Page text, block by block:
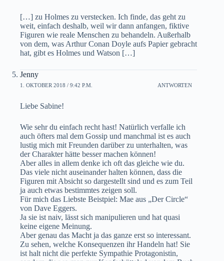
[…] zu Holmes zu verstecken. Ich finde, das geht zu
weit, einfach deshalb, weil wir dann anfangen, fiktive
Figuren wie reale Menschen zu behandeln. Außerhalb
von dem, was Arthur Conan Doyle aufs Papier gebracht
hat, gibt es Holmes und Watson […]
Jenny
1. OKTOBER 2018 / 9:42 P.M. ANTWORTEN
Liebe Sabine!
Wie sehr du einfach recht hast! Natürlich verfalle ich
auch öfters mal dem Gossip und manchmal ist es auch
lustig mich mit Freunden darüber zu unterhalten, was
der Charakter hätte besser machen können!
Aber alles in allem denke ich oft das gleiche wie du.
Das viele nicht auseinander halten können, dass die
Figuren mit Absicht so dargestellt sind und es zum Teil
ja auch etwas bestimmtes zeigen soll.
Für mich das Liebste Beistpiel: Mae aus „Der Circle“
von Dave Eggers.
Ja sie ist naiv, lässt sich manipulieren und hat quasi
keine eigene Meinung.
Aber genau das Macht ja das ganze erst so interessant.
Zu sehen, welche Konsequenzen ihr Handeln hat! Sie
ist halt nicht die perfekte Sympathie Protagonistin,